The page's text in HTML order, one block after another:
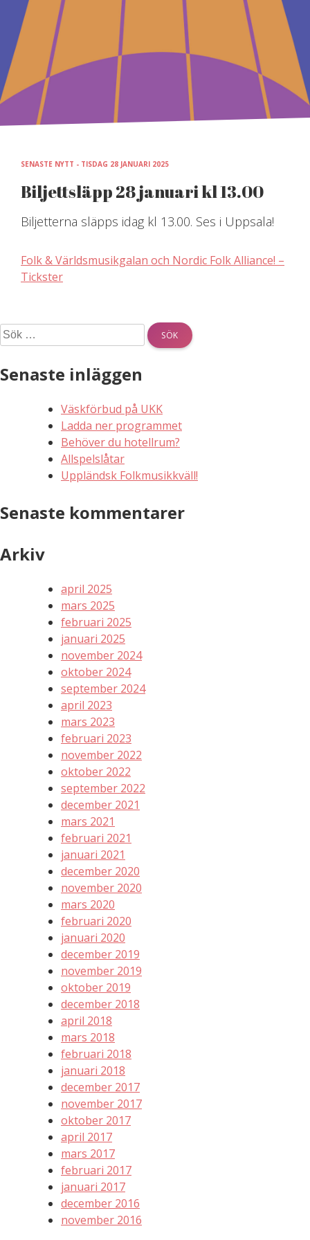
content
SENASTE NYTT - TISDAG 28 JANUARI 2025
Biljettsläpp 28 januari kl 13.00
Biljetterna släpps idag kl 13.00. Ses i Uppsala!
Folk & Världsmusikgalan och Nordic Folk Alliance! –
Tickster
Sök
efter:
Senaste inläggen
Väskförbud på UKK
Ladda ner programmet
Behöver du hotellrum?
Allspelslåtar
Uppländsk Folkmusikkväll!
Senaste kommentarer
Arkiv
april 2025
mars 2025
februari 2025
januari 2025
november 2024
oktober 2024
september 2024
april 2023
mars 2023
februari 2023
november 2022
oktober 2022
september 2022
december 2021
mars 2021
februari 2021
januari 2021
december 2020
november 2020
mars 2020
februari 2020
januari 2020
december 2019
november 2019
oktober 2019
december 2018
april 2018
mars 2018
februari 2018
januari 2018
december 2017
november 2017
oktober 2017
april 2017
mars 2017
februari 2017
januari 2017
december 2016
november 2016